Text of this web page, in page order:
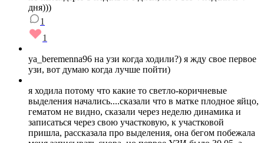
дня)))
1
1
ya_beremenna96 на узи когда ходили?) я жду свое первое
узи, вот думаю когда лучше пойти)
я ходила потому что какие то светло-коричневые
выделения начались....сказали что в матке плодное яйцо,
гематом не видно, сказали через неделю динамика и
записаться через свою участковую, к участковой
пришла, рассказала про выделения, она бегом побежала